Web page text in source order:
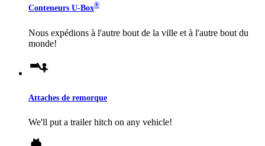
Conteneurs U-Box®
Nous expédions à l'autre bout de la ville et à l'autre bout du
monde!
Attaches de remorque
We'll put a trailer hitch on any vehicle!